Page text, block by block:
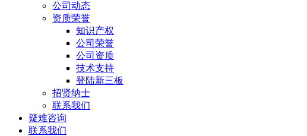
公司动态
资质荣誉
知识产权
公司荣誉
公司资质
技术支持
登陆新三板
招贤纳士
联系我们
疑难咨询
联系我们